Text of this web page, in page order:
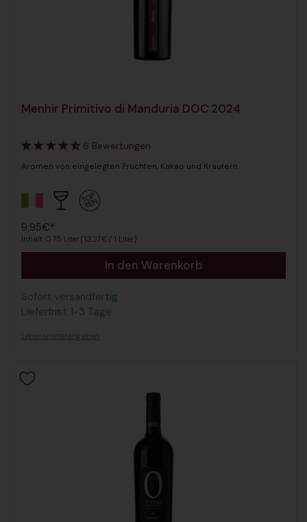
Menhir Primitivo di Manduria DOC 2024
6 Bewertungen
Aromen von eingelegten Früchten, Kakao und Kräutern
Regulärer Preis
9,95€*
Inhalt: 0.75 Liter (13,27€ / 1 Liter)
In den Warenkorb
Sofort versandfertig
Lieferfrist 1-3 Tage
Lebensmittelangaben